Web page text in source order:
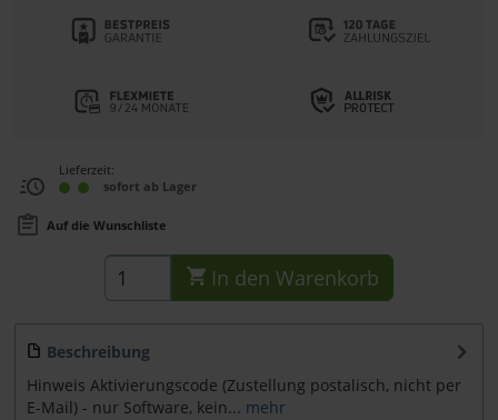
Lieferzeit:
sofort ab Lager
Auf die Wunschliste
In den Warenkorb
Beschreibung
Hinweis Aktivierungscode (Zustellung postalisch, nicht per
E-Mail) - nur Software, kein... mehr